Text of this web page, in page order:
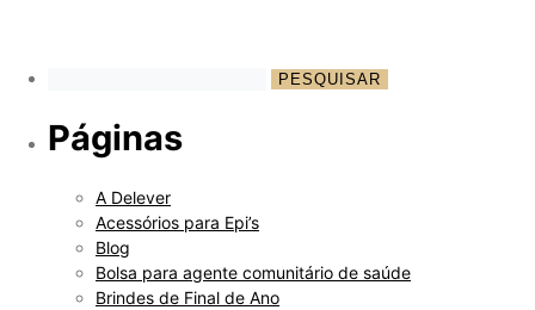
Páginas
A Delever
Acessórios para Epi’s
Blog
Bolsa para agente comunitário de saúde
Brindes de Final de Ano